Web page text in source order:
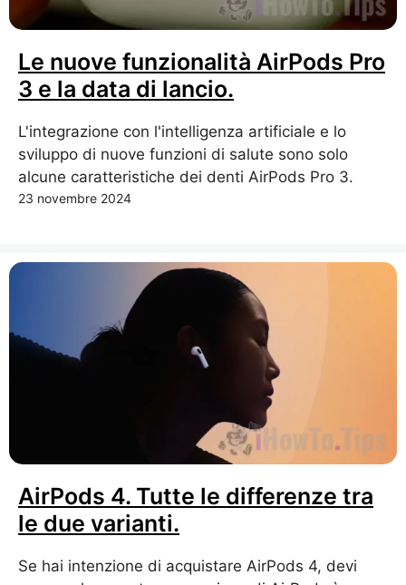
Le nuove funzionalità AirPods Pro
3 e la data di lancio.
L'integrazione con l'intelligenza artificiale e lo
sviluppo di nuove funzioni di salute sono solo
alcune caratteristiche dei denti AirPods Pro 3.
23 novembre 2024
AirPods 4. Tutte le differenze tra
le due varianti.
Se hai intenzione di acquistare AirPods 4, devi